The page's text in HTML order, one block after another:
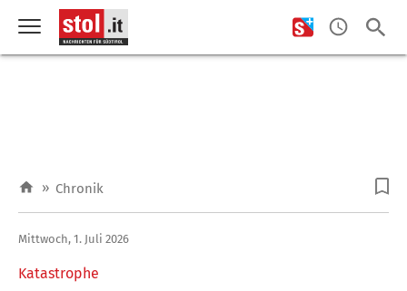
» Chronik
Katastrophe
Mittwoch, 1. Juli 2026